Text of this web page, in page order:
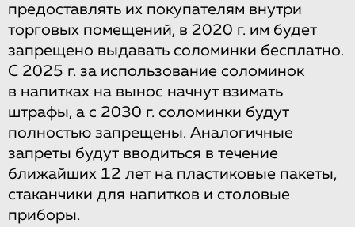
предоставлять их покупателям внутри
торговых помещений, в 2020 г. им будет
запрещено выдавать соломинки бесплатно.
С 2025 г. за использование соломинок
в напитках на вынос начнут взимать
штрафы, а с 2030 г. соломинки будут
полностью запрещены. Аналогичные
запреты будут вводиться в течение
ближайших 12 лет на пластиковые пакеты,
стаканчики для напитков и столовые
приборы.